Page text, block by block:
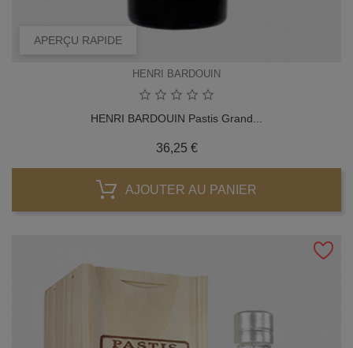
APERÇU RAPIDE
HENRI BARDOUIN
HENRI BARDOUIN Pastis Grand...
36,25 €Prix
AJOUTER AU PANIER